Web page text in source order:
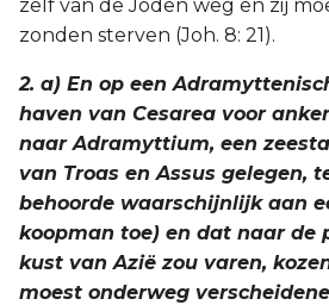
zelf van de Joden weg en zij
zonden sterven (Joh. 8: 21).
2. a) En op een
haven van Cesarea voor
naar Adramyttium, een
van Troas en Assus gelegen,
behoorde waarschijnlijk aan
koopman toe) en dat naar de
kust van Azië zou varen,
moest onderweg